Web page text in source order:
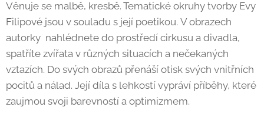
Věnuje se malbě, kresbě. Tematické okruhy tvorby Evy
Filipové jsou v souladu s její poetikou. V obrazech
autorky nahlédnete do prostředí cirkusu a divadla,
spatříte zvířata v různých situacích a nečekaných
vztazích. Do svých obrazů přenáší otisk svých vnitřních
pocitů a nálad. Její díla s lehkostí vypráví příběhy, které
zaujmou svoji barevností a optimizmem.